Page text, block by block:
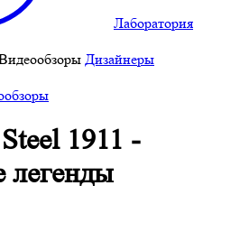
Лаборатория
Дизайнеры
1911 -
легенды